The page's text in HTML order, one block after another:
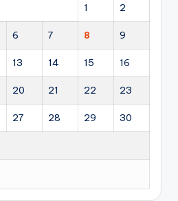
1 2
6 7 8 9
13 14 15 16
20 21 22 23
27 28 29 30